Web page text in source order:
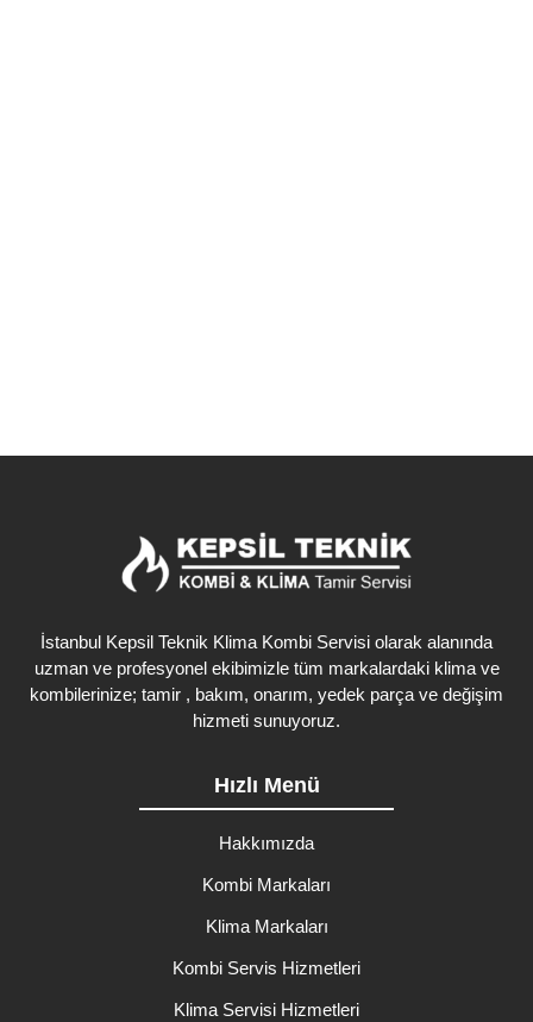
İstanbul Kepsil Teknik Klima Kombi Servisi olarak alanında
uzman ve profesyonel ekibimizle tüm markalardaki klima ve
kombilerinize; tamir , bakım, onarım, yedek parça ve değişim
hizmeti sunuyoruz.
Hızlı Menü
Hakkımızda
Kombi Markaları
Klima Markaları
Kombi Servis Hizmetleri
Klima Servisi Hizmetleri